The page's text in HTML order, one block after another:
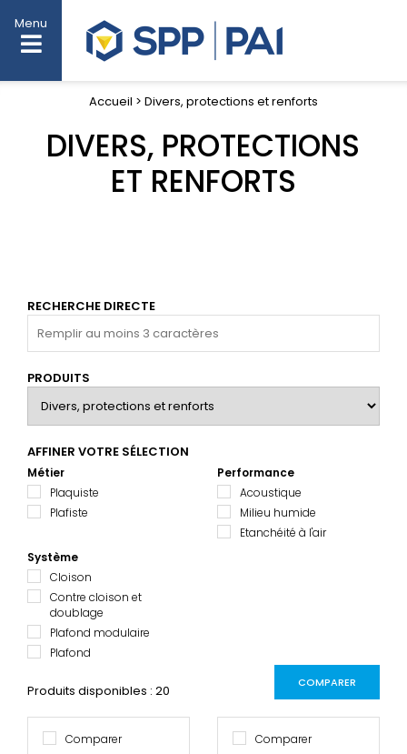
Menu
Accueil > Divers, protections et renforts
DIVERS, PROTECTIONS
ET RENFORTS
RECHERCHE DIRECTE
PRODUITS
AFFINER VOTRE SÉLECTION
Métier
Plaquiste
Plafiste
Performance
Acoustique
Milieu humide
Etanchéité à l'air
Système
Cloison
Contre cloison et
doublage
Plafond modulaire
Plafond
Produits disponibles : 20
COMPARER
Comparer Comparer